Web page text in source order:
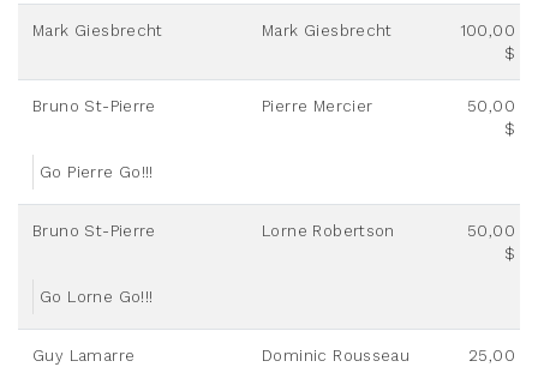
Mark Giesbrecht Mark Giesbrecht
100,00
$
Bruno St-Pierre Pierre Mercier
50,00
$
Go Pierre Go!!!
Bruno St-Pierre Lorne Robertson
50,00
$
Go Lorne Go!!!
Guy Lamarre Dominic Rousseau
25,00